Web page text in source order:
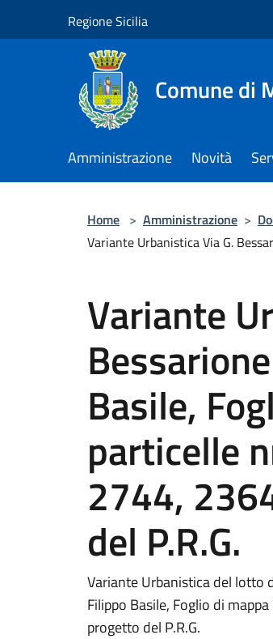
Regione Sicilia
Comune di
Amministrazione Novità
Home > Amministrazione >
Variante Urbanistica Via G.
Variante
Basile,
particelle
2744,
del P.R.G.
Variante Urbanistica del lotto
Filippo Basile, Foglio di
progetto del P.R.G.